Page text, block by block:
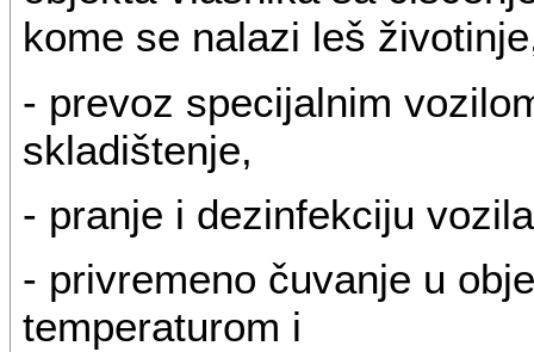
kome se nalazi leš
- prevoz specijalnim
skladištenje,
- pranje i dezinfekciju
- privremeno čuvanje u
temperaturom i